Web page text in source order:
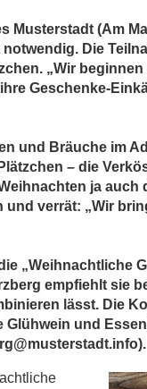
Musterstadt (Am
Die
„Wir beginnen
Geschenke-
und Bräuche im
– die
ja auch
verrät: „Wir
„Weihnachtliche
empfiehlt sie
lässt. Die
Glühwein und